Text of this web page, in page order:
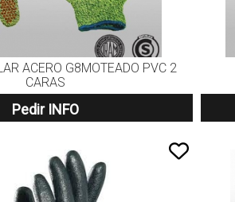
ACERO G8MOTEADO PVC 2
CARAS
Pedir INFO